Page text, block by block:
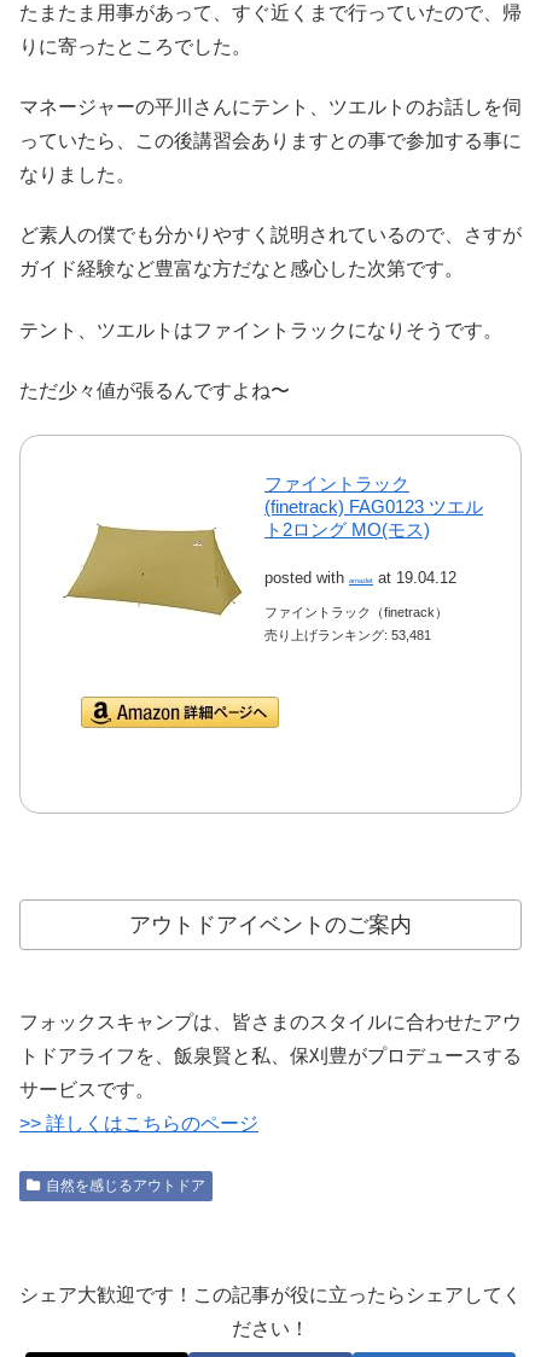
たまたま用事があって、すぐ近くまで行っていたので、帰
りに寄ったところでした。
マネージャーの平川さんにテント、ツエルトのお話しを伺
っていたら、この後講習会ありますとの事で参加する事に
なりました。
ど素人の僕でも分かりやすく説明されているので、さすが
ガイド経験など豊富な方だなと感心した次第です。
テント、ツエルトはファイントラックになりそうです。
ただ少々値が張るんですよね〜
ファイントラック
(finetrack) FAG0123 ツエル
ト2ロング MO(モス)
posted with amazlet at 19.04.12
ファイントラック（finetrack）
売り上げランキング: 53,481
アウトドアイベントのご案内
フォックスキャンプは、皆さまのスタイルに合わせたアウ
トドアライフを、飯泉賢と私、保刈豊がプロデュースする
サービスです。
>> 詳しくはこちらのページ
自然を感じるアウトドア
シェア大歓迎です！この記事が役に立ったらシェアしてく
ださい！